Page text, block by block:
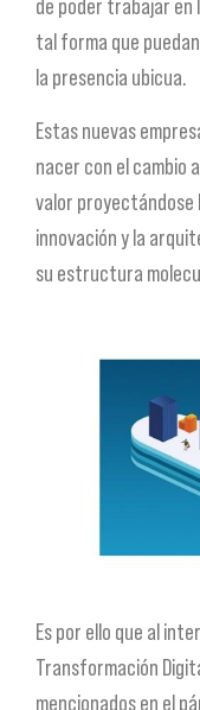
de poder trabajar en
tal forma que
la presencia ubicua.
Estas nuevas
nacer con el cambio
valor proyectándose
innovación y la
su estructura
Es por ello que al
Transformación
mencionados en el